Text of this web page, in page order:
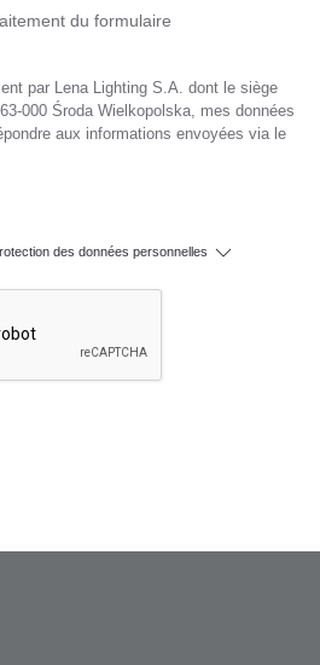
du formulaire
par Lena Lighting S.A. dont le siège
000 Środa Wielkopolska, mes données
aux informations envoyées via le
des données personnelles